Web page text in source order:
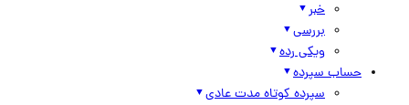
خبر
بررسی
ویکی رده
حساب سپرده
سپرده کوتاه مدت عادی